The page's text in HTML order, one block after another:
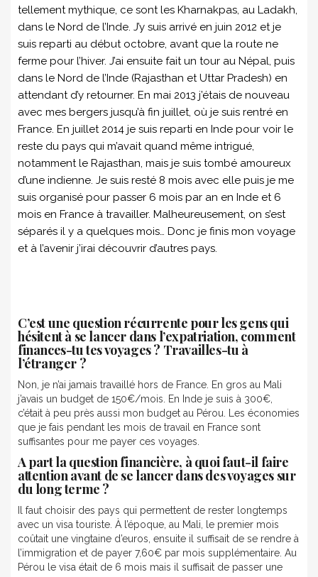
tellement mythique, ce sont les Kharnakpas, au Ladakh,
dans le Nord de l’Inde. J’y suis arrivé en juin 2012 et je
suis reparti au début octobre, avant que la route ne
ferme pour l’hiver. J’ai ensuite fait un tour au Népal, puis
dans le Nord de l’Inde (Rajasthan et Uttar Pradesh) en
attendant d’y retourner. En mai 2013 j’étais de nouveau
avec mes bergers jusqu’à fin juillet, où je suis rentré en
France. En juillet 2014 je suis reparti en Inde pour voir le
reste du pays qui m’avait quand même intrigué,
notamment le Rajasthan, mais je suis tombé amoureux
d’une indienne. Je suis resté 8 mois avec elle puis je me
suis organisé pour passer 6 mois par an en Inde et 6
mois en France à travailler. Malheureusement, on s’est
séparés il y a quelques mois… Donc je finis mon voyage
et à l’avenir j’irai découvrir d’autres pays.
C’est une question récurrente pour les gens qui
hésitent à se lancer dans l’expatriation, comment
finances-tu tes voyages ? Travailles-tu à
l’étranger ?
Non, je n’ai jamais travaillé hors de France. En gros au Mali
j’avais un budget de 150€/mois. En Inde je suis à 300€,
c’était à peu près aussi mon budget au Pérou. Les économies
que je fais pendant les mois de travail en France sont
suffisantes pour me payer ces voyages.
A part la question financière, à quoi faut-il faire
attention avant de se lancer dans des voyages sur
du long terme ?
Il faut choisir des pays qui permettent de rester longtemps
avec un visa touriste. À l’époque, au Mali, le premier mois
coûtait une vingtaine d’euros, ensuite il suffisait de se rendre à
l’immigration et de payer 7,60€ par mois supplémentaire. Au
Pérou le visa était de 6 mois mais il suffisait de passer une